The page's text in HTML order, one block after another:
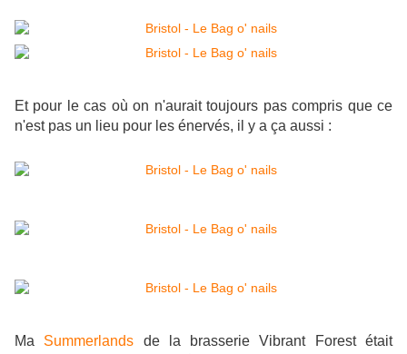
Et pour le cas où on n'aurait toujours pas compris que ce
n'est pas un lieu pour les énervés, il y a ça aussi :
Ma Summerlands de la brasserie Vibrant Forest était